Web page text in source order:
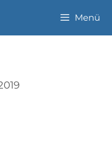
Menü